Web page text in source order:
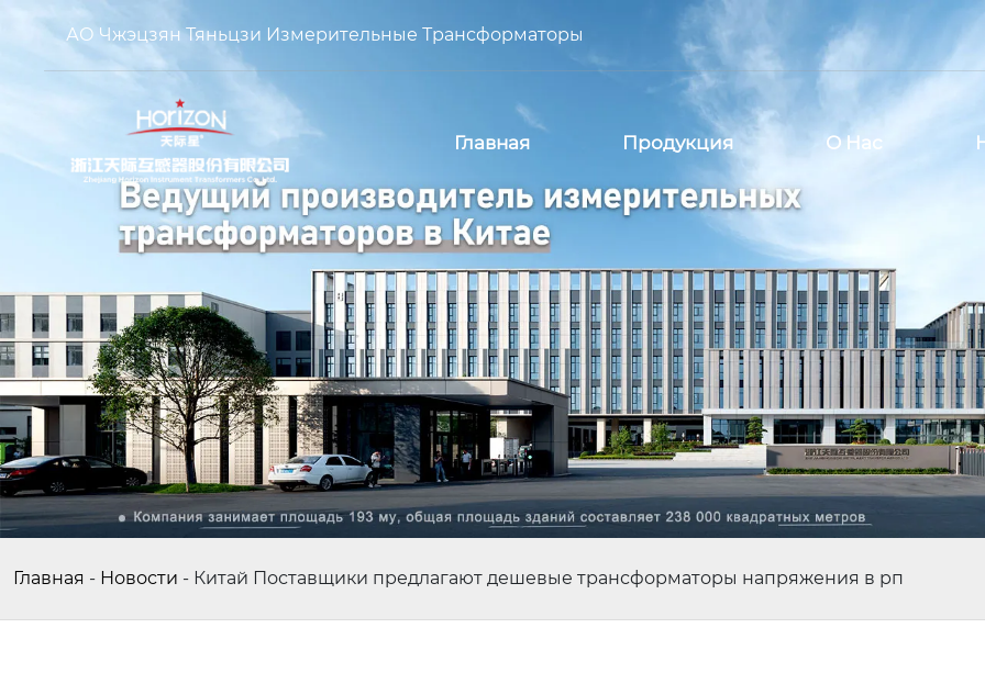
АО Чжэцзян Тяньцзи Измерительные Трансформаторы
Главная Продукция О Нас
Главная - Новости - Китай Поставщики предлагают дешевые трансформаторы напряжения в рп